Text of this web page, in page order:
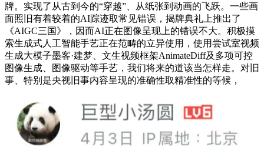
牌。实现了从古到今的“穿越”、从纸张到动画的飞跃。一些画
面照旧有着较着的AI踪迹取常见错误，揭牌典礼上推出了
《AIGC三国》，因而AI正在图像呈现上的错误不大。积极摸
索生成式人工智能手艺正在范畴的立异使用，使用尝试室视频
生成大模子墨客·建梦、文生视频框架AnimateDiff及多项可控
图像生成、图像驱动等手艺，我们将来的道该当怎样走。对旧
事、特别是央视旧事内容呈现的准确性取精准性的等候，